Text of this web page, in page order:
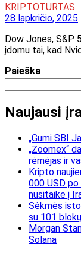
KRIPTOTURTAS
28 lapkričio, 2025
Dow Jones, S&P
įdomu tai, kad
Paieška
Naujausi
„Gumi SBI
„Zoomex“
rėmėjas ir
Kripto
000 USD po
nusitaikė į
Sėkmės
su 101
Morgan
Solana